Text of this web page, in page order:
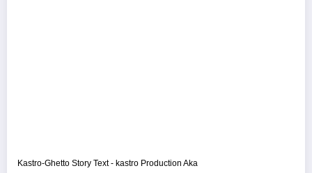
Kastro-Ghetto Story Text - kastro Production Aka